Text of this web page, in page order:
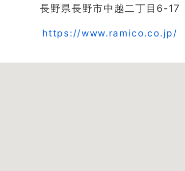
長野県長野市中越二丁目6-17
https://www.ramico.co.jp/